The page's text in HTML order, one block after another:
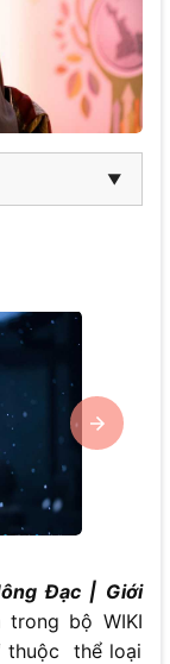
Đạc | Giới
trong bộ WIKI
thuộc thể loại